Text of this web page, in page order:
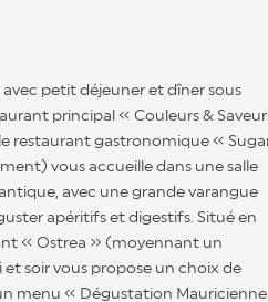
avec petit déjeuner et dîner sous
principal « Couleurs &
restaurant gastronomique «
vous accueille dans une salle
avec une grande varangue
apéritifs et digestifs. Situé en
« Ostrea » (moyennant un
soir vous propose un choix de
menu « Dégustation Mauricienne